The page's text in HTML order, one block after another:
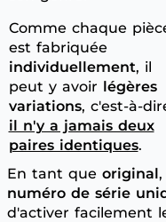
Comme chaque
est fabriquée
individuellement, il
peut y avoir légères
variations, c'est-à-
il n'y a jamais deux
paires identiques.
En tant que original
numéro de série
d'activer facilement